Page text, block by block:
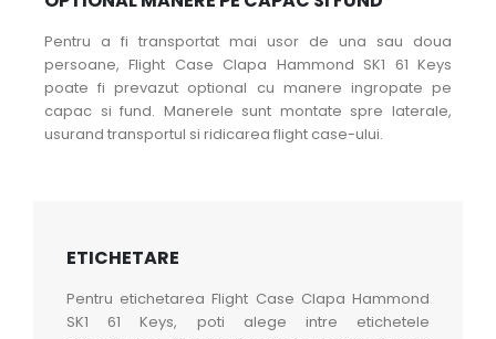
Pentru a fi transportat mai usor de una sau doua
persoane, Flight Case Clapa Hammond SK1 61 Keys
poate fi prevazut optional cu manere ingropate pe
capac si fund. Manerele sunt montate spre laterale,
usurand transportul si ridicarea flight case-ului.
ETICHETARE
Pentru etichetarea Flight Case Clapa Hammond
SK1 61 Keys, poti alege intre etichetele